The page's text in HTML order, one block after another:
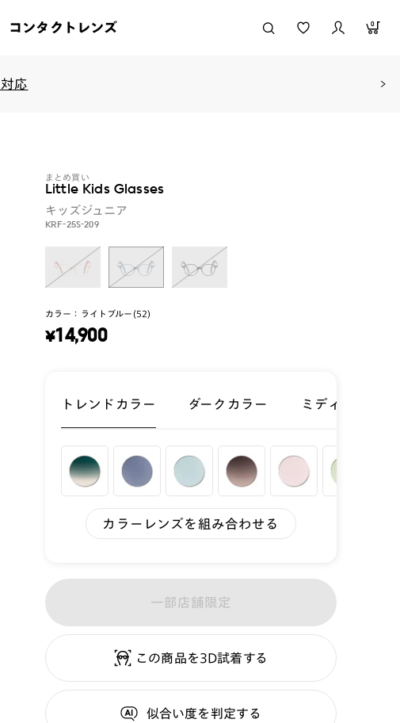
コンタクトレンズ 0
応
カラー： ライトブルー(52)
¥14,900
まとめ買い
Little Kids Glasses
キッズジュニア
KRF-25S-209
トレンドカラー ダークカラー ミディアムカラ
カラーレンズを組み合わせる
一部店舗限定
この商品を3D試着する
似合い度を判定する